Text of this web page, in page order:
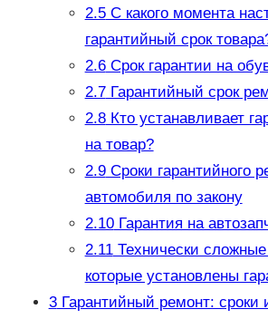
2.5С какого момента
гарантийный срок
2.6Срок гарантии на
2.7Гарантийный срок
2.8Кто устанавливает
на товар?
2.9Сроки гарантийного
автомобиля по закону
2.10Гарантия на
2.11Технически
которые установлены
3Гарантийный ремонт: сроки